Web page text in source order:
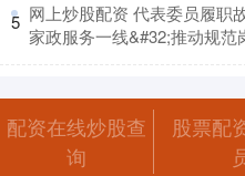
5 网上炒股配资 代表委员履职
家政服务一线&#32;推动规范
配资在线炒股查
询
股票配